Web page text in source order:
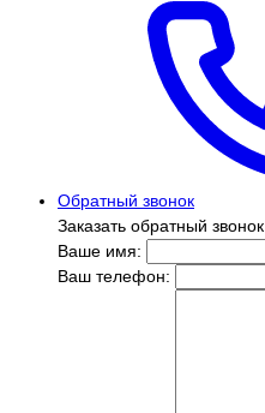
Обратный звонок
Заказать обратный звонок
Ваше имя:
Ваш телефон: